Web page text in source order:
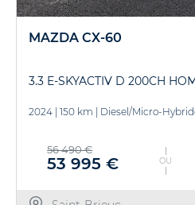
MAZDA CX-60
3.3 E-SKYACTIV D 200CH
2024 150 km Diesel/Micro-
56 490 €
53 995 € OU